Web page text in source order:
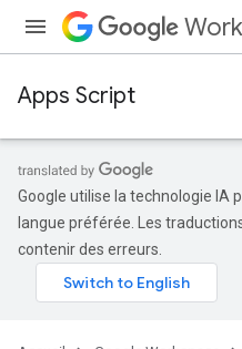
Apps Script
Google utilise la technologie IA
langue préférée. Les
contenir des erreurs.